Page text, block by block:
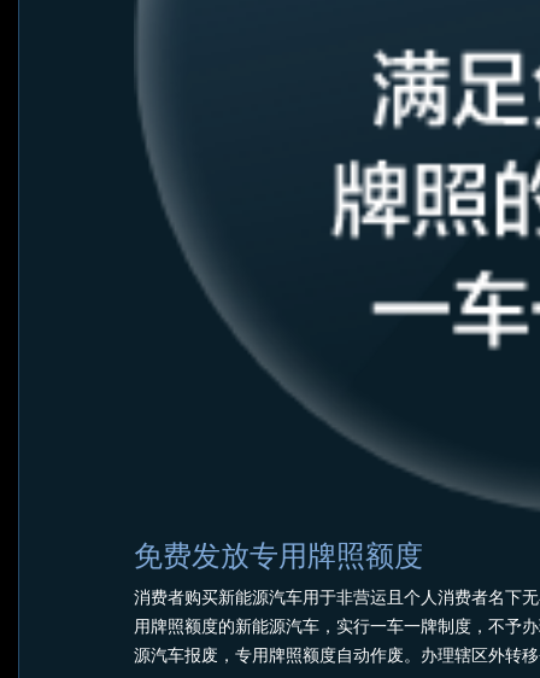
免费发放专用牌照额度
消费者购买新能源汽车用于非营运且个人消费者名下
用牌照额度的新能源汽车，实行一车一牌制度，不予
源汽车报废，专用牌照额度自动作废。办理辖区外转